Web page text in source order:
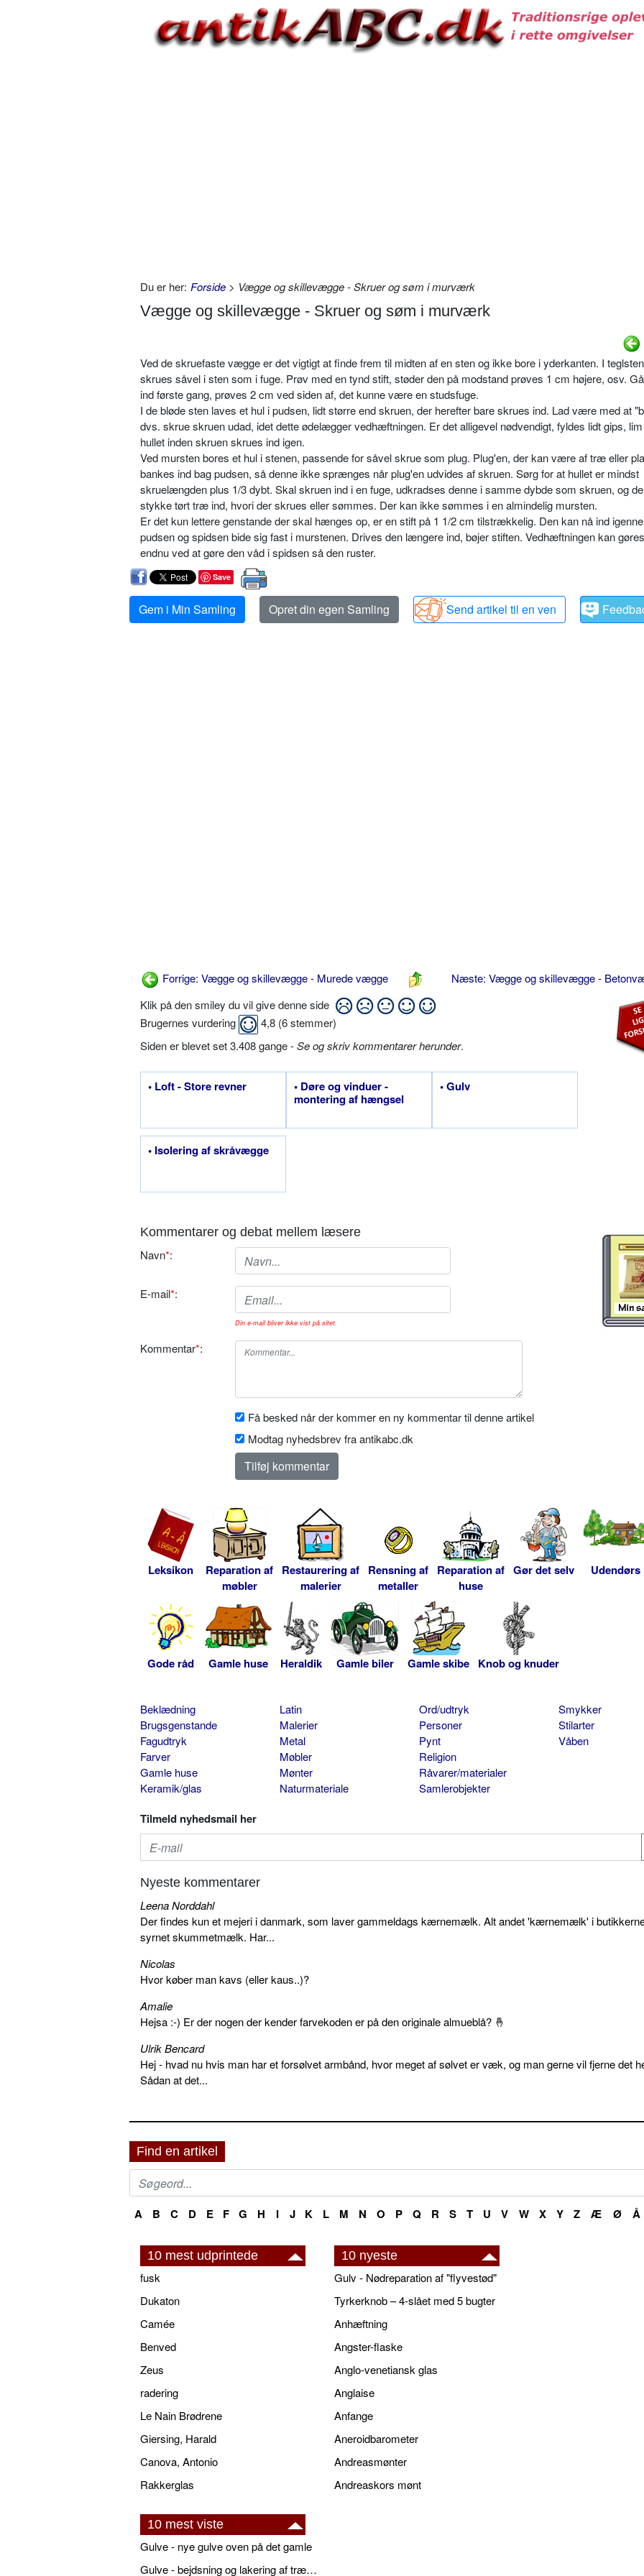
Du er her: Forside > Vægge og skillevægge - Skruer og søm i murværk
Vægge og skillevægge - Skruer og søm i murværk
Ved de skruefaste vægge er det vigtigt at finde frem til midten af en sten og ikke bore i yderkanten. I
skrues såvel i sten som i fuge. Prøv med en tynd stift, støder den på modstand prøves 1 cm højere, osv.
ind første gang, prøves 2 cm ved siden af, det kunne være en studsfuge.
I de bløde sten laves et hul i pudsen, lidt større end skruen, der herefter bare skrues ind. Lad være med at
dvs. skrue skruen udad, idet dette ødelægger vedhæftningen. Er det alligevel nødvendigt, fyldes lidt gips,
hullet inden skruen skrues ind igen.
Ved mursten bores et hul i stenen, passende for såvel skrue som plug. Plug'en, der kan være af træ eller
bankes ind bag pudsen, så denne ikke sprænges når plug'en udvides af skruen. Sørg for at hullet er mindst
skruelængden plus 1/3 dybt. Skal skruen ind i en fuge, udkradses denne i samme dybde som skruen, og
stykke tørt træ ind, hvori der skrues eller sømmes. Der kan ikke sømmes i en almindelig mursten.
Er det kun lettere genstande der skal hænges op, er en stift på 1 1/2 cm tilstrækkelig. Den kan nå ind
pudsen og spidsen bide sig fast i murstenen. Drives den længere ind, bøjer stiften. Vedhæftningen kan
endnu ved at gøre den våd i spidsen så den ruster.
Save
Gem i Min Samling Opret din egen Samling Send artikel til en ven
Forrige: Vægge og skillevægge - Murede vægge
Næste: Vægge og skillevægge -
Klik på den smiley du vil give denne side
Brugernes vurdering
4,8 (6stemmer)
Siden er blevet set 3.408 gange -Se og skriv kommentarer herunder.
• Loft - Store revner
• Døre og vinduer -
montering af hængsel
• Gulv
• Isolering af skråvægge
Kommentarer og debat mellem læsere
Navn*:
E-mail*:
Din e-mail bliver ikke vist på sitet.
Kommentar*:
Få besked når der kommer en ny kommentar til denne artikel
Modtag nyhedsbrev fra antikabc.dk
Leksikon
Reparation af
møbler
Restaurering af
malerier
Rensning af
metaller
Reparation af
huse
Gør det selv Udendørs
Gode råd Gamle huse Heraldik Gamle biler Gamle skibe Knob og knuder
Beklædning
Brugsgenstande
Fagudtryk
Farver
Gamle huse
Keramik/glas
Latin
Malerier
Metal
Møbler
Mønter
Naturmateriale
Ord/udtryk
Personer
Pynt
Religion
Råvarer/materialer
Samlerobjekter
Smykker
Stilarter
Våben
Tilmeld nyhedsmail her
Nyeste kommentarer
Leena Norddahl
Der findes kun et mejeri i danmark, som laver gammeldags kærnemælk. Alt andet 'kærnemælk' i
syrnet skummetmælk. Har...
Nicolas
Hvor køber man kavs (eller kaus..)?
Amalie
Hejsa :-) Er der nogen der kender farvekoden er på den originale almueblå? 🤞
Ulrik Bencard
Hej - hvad nu hvis man har et forsølvet armbånd, hvor meget af sølvet er væk, og man gerne vil fjerne det
Sådan at det...
Find en artikel
A B C D E F G H I J K L M N O P Q R S T U V W X Y Z Æ Ø Å
10 mest udprintede
fusk
Dukaton
Camée
Benved
Zeus
radering
Le Nain Brødrene
Giersing, Harald
Canova, Antonio
Rakkerglas
10 nyeste
Gulv - Nødreparation af "flyvestød"
Tyrkerknob – 4-slået med 5 bugter
Anhæftning
Angster-flaske
Anglo-venetiansk glas
Anglaise
Anfange
Aneroidbarometer
Andreasmønter
Andreaskors mønt
10 mest viste
Gulve - nye gulve oven på det gamle
Gulve - bejdsning og lakering af trægulve